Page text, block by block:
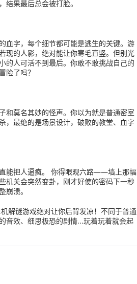
果最后总会被打脸。
血字，每个细节都可能是逃生的关键。游
现的人影，绝对能让你寒毛直竖。但别光
的人可活不到最后。你敢不敢挑战自己的
险了吗？
和莫名其妙的怪声。你以为就是普通密室
，最绝的是场景设计，破败的教堂、血字
能把人逼疯。 你得眼观六路——墙上那幅
机关会突然变卦，刚才好使的密码下一秒
溃。
解谜游戏绝对让你后背发凉！不同于普通
效、细思极恐的剧情...玩着玩着就会起